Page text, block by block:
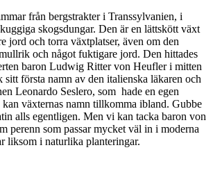
från bergstrakter i Transsylvanien, i
skogsdungar. Den är en lättskött växt
jord och torra växtplatser, även om den
och något fuktigare jord. Den hittades
baron Ludwig Ritter von Heufler i mitten
första namn av den italienska läkaren och
Leonardo Seslero, som hade en egen
kan växternas namn tillkomma ibland. Gubbe
alls egentligen. Men vi kan tacka baron von
perenn som passar mycket väl in i moderna
liksom i naturlika planteringar.